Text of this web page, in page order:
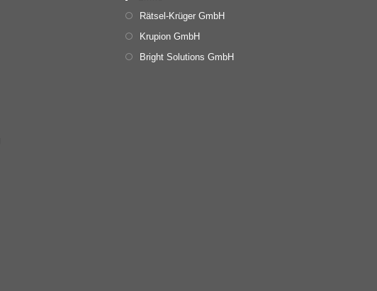
Rätsel-Krüger GmbH
Krupion GmbH
Bright Solutions GmbH